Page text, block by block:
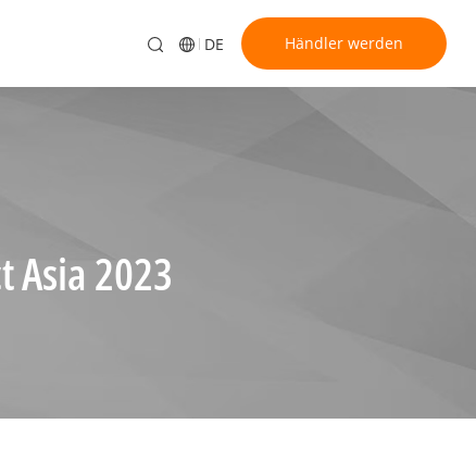
DE Händler werden
Asia 2023